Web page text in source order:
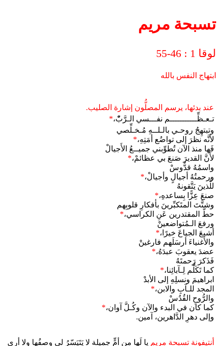
تسبحة مريم
لوقا 1 : 46-55
ابتهاج النفس بالله
عند بدئها، يرسم المصلُّون إشارة الصليب.
تـعـظِّـــــــــــم نفـــسي الـرَّبّْ،*
وتبتهِجُ روحـي بالـلــهِ مُـخـلِّصي
لأنَّه نظرَ إلى تواضُع أمَتِهِ،*
فَها منذ الآن تُطوِّبني جميــعُ الأَجيالْ
لأَنَّ القديرَ صَنعَ بي عظائمْ،*
واسمُهُ قدُّوسْ
ورحمتُهُ أجيالٍ وأجيالْ،*
للَّذينَ يَتَّقونهُ
صنعَ عِزًّا بِساعدهِ،*
وشتَّتَ المتَكبِّرينَ بأفكارِ قلوبِهم
حطَّ المقتدرين عَنِ الكراسي،*
ورفعَ الـمُتواضعينْ
أشبعَ الجياعَ خيرًا،*
والأَغنياءَ أرسَلَهم فارغينْ
عضدَ يعقوبَ عبدَهُ،*
فَذَكرَ رَحمتَهُ
كما تَكَلَّم لِـآبائِنا،*
ابراهيمَ ونسلِهِ إلى الأبدْ
المجد للـآبِ والابن،*
والرُّوحِ القُدُسْ
كما كان في البدء والآن وكُـلَّ آوان،*
وإلى دهرِ الدَّاهرين، آمين.
أنتيفونة تسبحة مريم يا لَها من أمٍّ جميلة لا يَتَيَسّرُ لي وصفُها ولا أرى